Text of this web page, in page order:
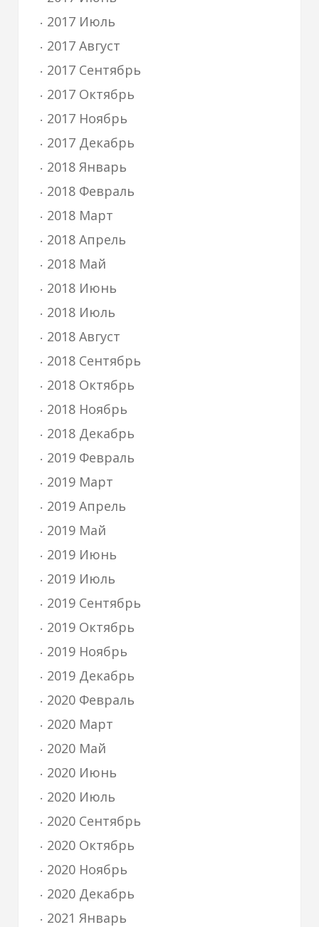
2017 Июль
2017 Август
2017 Сентябрь
2017 Октябрь
2017 Ноябрь
2017 Декабрь
2018 Январь
2018 Февраль
2018 Март
2018 Апрель
2018 Май
2018 Июнь
2018 Июль
2018 Август
2018 Сентябрь
2018 Октябрь
2018 Ноябрь
2018 Декабрь
2019 Февраль
2019 Март
2019 Апрель
2019 Май
2019 Июнь
2019 Июль
2019 Сентябрь
2019 Октябрь
2019 Ноябрь
2019 Декабрь
2020 Февраль
2020 Март
2020 Май
2020 Июнь
2020 Июль
2020 Сентябрь
2020 Октябрь
2020 Ноябрь
2020 Декабрь
2021 Январь